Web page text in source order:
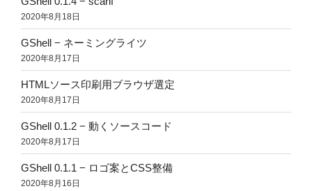
2020年8月18日
GShell − ネーミングライツ
2020年8月17日
HTMLソース印刷用ブラウザ選定
2020年8月17日
GShell 0.1.2 − 動くソースコード
2020年8月17日
GShell 0.1.1 − ロゴ案とCSS整備
2020年8月16日